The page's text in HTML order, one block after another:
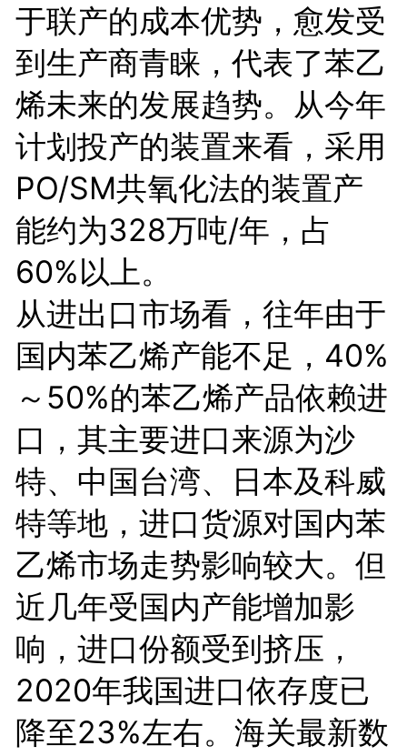
于联产的成本优势，愈发受
到生产商青睐，代表了苯乙
烯未来的发展趋势。从今年
计划投产的装置来看，采用
PO/SM共氧化法的装置产
能约为328万吨/年，占
60%以上。
从进出口市场看，往年由于
国内苯乙烯产能不足，40%
～50%的苯乙烯产品依赖进
口，其主要进口来源为沙
特、中国台湾、日本及科威
特等地，进口货源对国内苯
乙烯市场走势影响较大。但
近几年受国内产能增加影
响，进口份额受到挤压，
2020年我国进口依存度已
降至23%左右。海关最新数